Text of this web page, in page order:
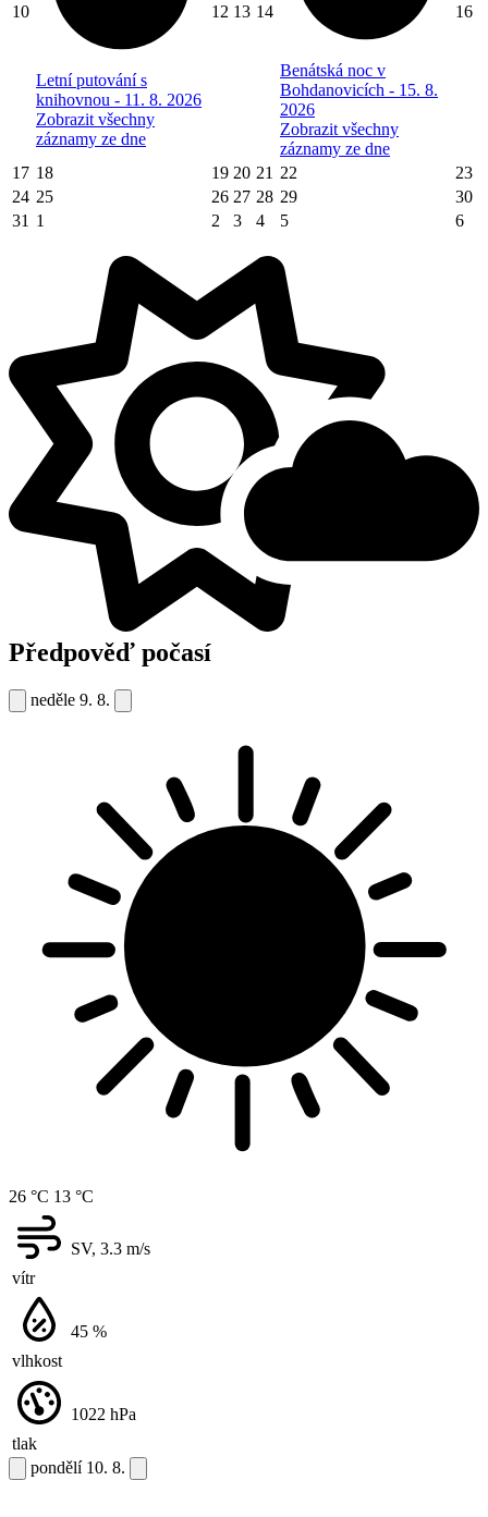
10
Letní putování s
knihovnou - 11. 8. 2026
Zobrazit všechny
záznamy ze dne
12 13 14
Benátská noc v
Bohdanovicích - 15. 8.
2026
Zobrazit všechny
záznamy ze dne
16
17 18 19 20 21 22
23
24 25 26 27 28 29
30
31 1 2 3 4 5 6
Předpověď počasí
neděle 9. 8.
26 °C 13 °C
vítr
SV, 3.3 m/s
vlhkost
45 %
tlak
1022 hPa
pondělí 10. 8.